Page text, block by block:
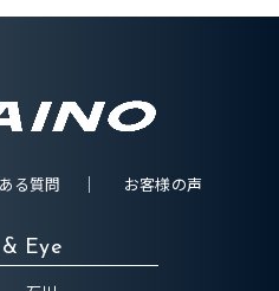
る質問 お客様の声
Eye